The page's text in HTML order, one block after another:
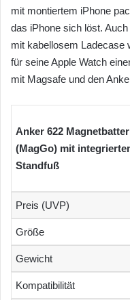
mit montiertem iPhone
das iPhone sich löst.
mit kabellosem Ladecase
für seine Apple Watch
mit Magsafe und den
Anker 622
(MagGo) mit
Standfuß
Preis (UVP)
Größe
Gewicht
Kompatibilität